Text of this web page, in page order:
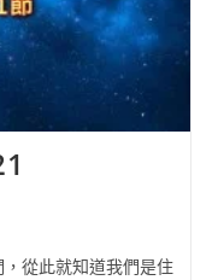
從此就知道我們是住